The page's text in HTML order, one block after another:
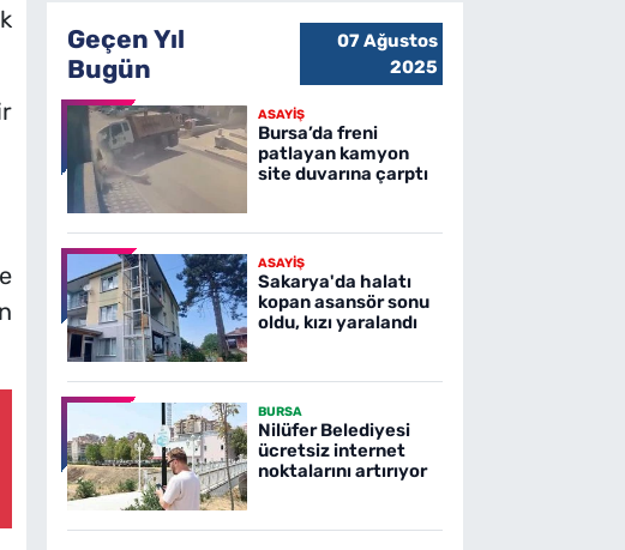
Geçen Yıl
Bugün
07 Ağustos
2025
ASAYİŞ
Bursa’da freni
patlayan kamyon
site duvarına çarptı
ASAYİŞ
Sakarya'da halatı
kopan asansör sonu
oldu, kızı yaralandı
BURSA
Nilüfer Belediyesi
ücretsiz internet
noktalarını artırıyor